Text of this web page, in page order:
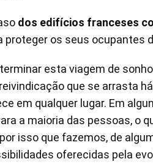
dos edifícios franceses
proteger os seus ocupantes
esta viagem de
que se arrasta
em qualquer lugar. Em
a maioria das pessoas, o
isso que fazemos, de
oferecidas pela